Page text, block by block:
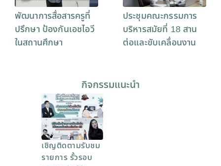
พัฒนาการสื่อสารครูที่
ปรึกษา ป้องกันเอชไอวี
ในสถานศึกษา
ประชุมคณะกรรมการ
บริหารสมัยที่ 18 สาน
ต่อและขับเคลื่อนงาน
กิจกรรมแนะนำ
เชิญติดตามรับชม
รายการ รั้วรอบ